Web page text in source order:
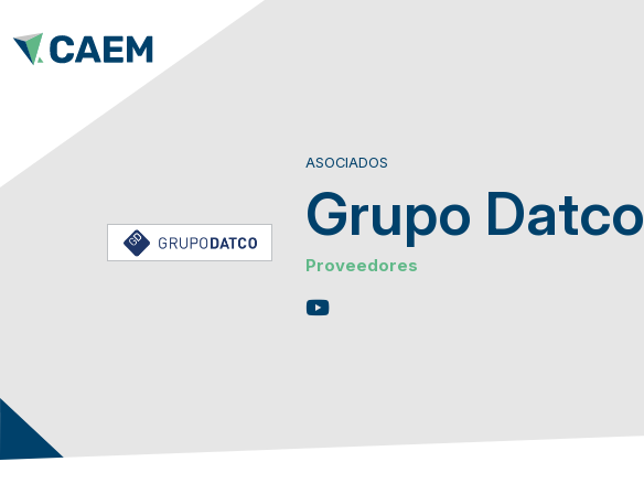
ASOCIADOS
Grupo Datco
Proveedores